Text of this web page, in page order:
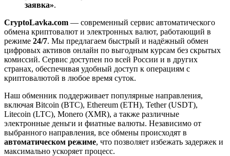
заявка».
CryptoLavka.com — современный сервис автоматического
обмена криптовалют и электронных валют, работающий в
режиме 24/7. Мы предлагаем быстрый и надёжный обмен
цифровых активов онлайн по выгодным курсам без скрытых
комиссий. Сервис доступен по всей России и в других
странах, обеспечивая удобный доступ к операциям с
криптовалютой в любое время суток.
Наш обменник поддерживает популярные направления,
включая Bitcoin (BTC), Ethereum (ETH), Tether (USDT),
Litecoin (LTC), Monero (XMR), а также различные
электронные деньги и фиатные валюты. Независимо от
выбранного направления, все обмены происходят в
автоматическом режиме, что позволяет избежать задержек и
максимально ускоряет процесс.